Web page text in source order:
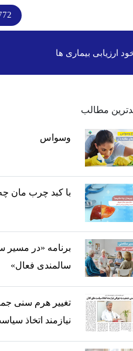
ارزیابی بیماری ها
مطالب
وسواس
با کبد چرب مان
برنامه «در مسیر
سالمندی فعال»
تغییر هرم سنی
نیازمند اتخاذ